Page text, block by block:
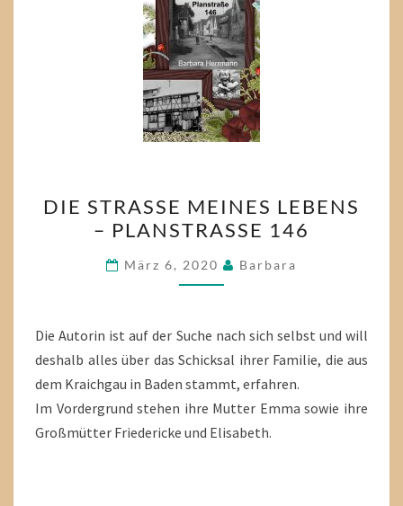
STRASSE M
EINES L
EBENS –
P
6
DIE STRASSE MEINES LEBENS –
PLANSTRASSE 146
März 6, 2020 Barbara
Die Autorin ist auf der Suche nach sich selbst und will
deshalb alles über das Schicksal ihrer Familie, die aus
dem Kraichgau in Baden stammt, erfahren.
Im Vordergrund stehen ihre Mutter Emma sowie ihre
Großmütter Friedericke und Elisabeth.